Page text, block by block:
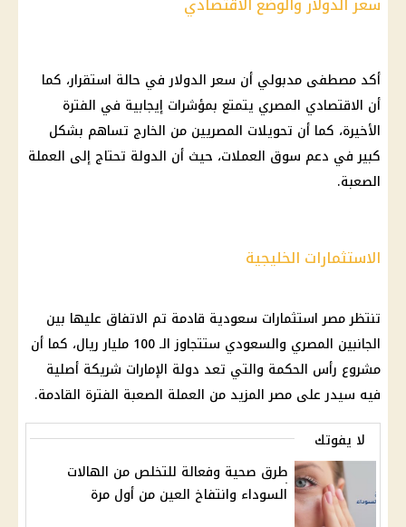
أكد مصطفى مدبولي أن سعر الدولار في حالة استقرار، كما
أن الاقتصادي المصري يتمتع بمؤشرات إيجابية في الفترة
الأخيرة، كما أن تحويلات المصريين من الخارج تساهم بشكل
كبير في دعم سوق العملات، حيث أن الدولة تحتاج إلى العملة
الصعبة.
الاستثمارات الخليجية
تنتظر مصر استثمارات سعودية قادمة تم الاتفاق عليها بين
الجانبين المصري والسعودي ستتجاوز الـ 100 مليار ريال، كما أن
مشروع رأس الحكمة والتي تعد دولة الإمارات شريكة أصلية
فيه سيدر على مصر المزيد من العملة الصعبة الفترة القادمة.
لا يفوتك
طرق صحية وفعالة للتخلص من الهالات
السوداء وانتفاخ العين من أول مرة